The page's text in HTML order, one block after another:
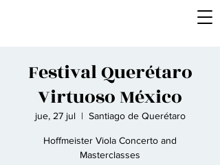
Festival Querétaro
Virtuoso México
jue, 27 jul
  |
Santiago de Querétaro
Hoffmeister Viola Concerto and
Masterclasses